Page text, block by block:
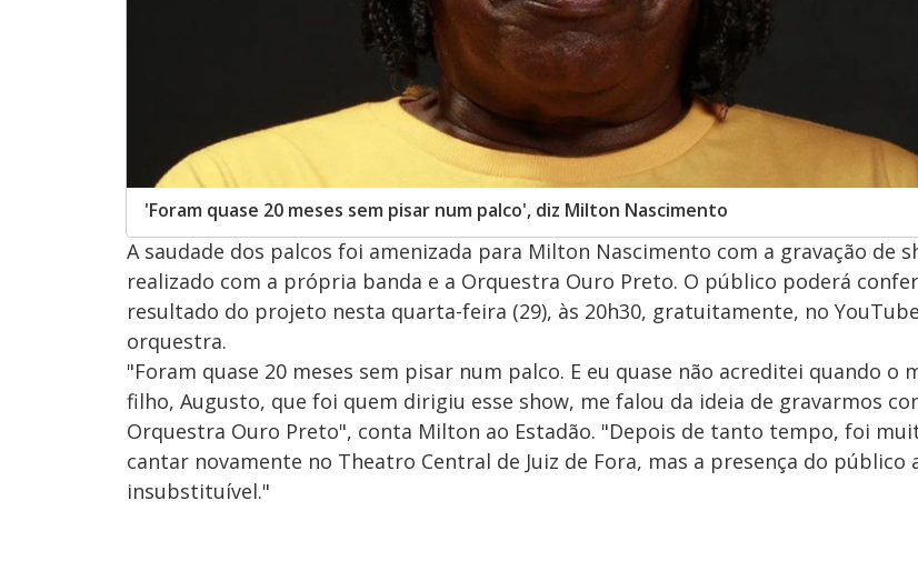
'Foram quase 20 meses sem pisar num palco', diz Milton Nascimento
A saudade dos palcos foi amenizada para Milton Nascimento com a gravação de
realizado com a própria banda e a Orquestra Ouro Preto. O público poderá
resultado do projeto nesta quarta-feira (29), às 20h30, gratuitamente, no
orquestra.
"Foram quase 20 meses sem pisar num palco. E eu quase não acreditei quando o
filho, Augusto, que foi quem dirigiu esse show, me falou da ideia de gravarmos
Orquestra Ouro Preto", conta Milton ao Estadão. "Depois de tanto tempo, foi
cantar novamente no Theatro Central de Juiz de Fora, mas a presença do público
insubstituível."